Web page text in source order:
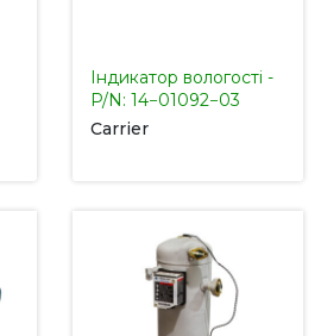
Індикатор вологості -
P/N: 14−01092−03
Carrier